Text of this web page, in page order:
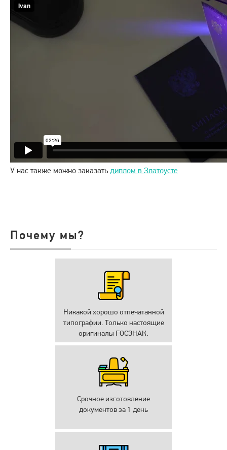
У нас также можно заказатьдиплом в Златоусте
Почему мы?
Никакой хорошо отпечатанной
типографии. Только настоящие
оригиналы ГОСЗНАК.
Срочное изготовление
документов за 1 день